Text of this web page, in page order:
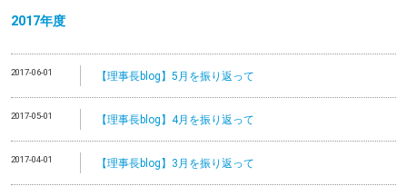
2017年度
2017-06-01 【理事長blog】5月を振り返って
2017-05-01 【理事長blog】4月を振り返って
2017-04-01 【理事長blog】3月を振り返って